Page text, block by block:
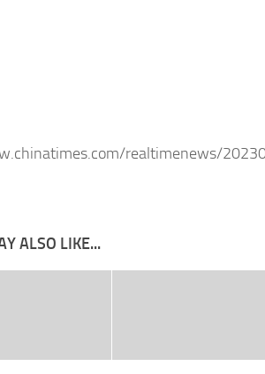
realtimenews/
ALSO LIKE...